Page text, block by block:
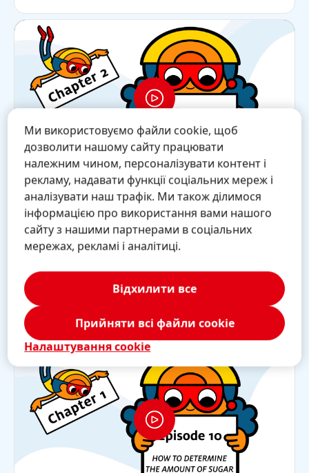
«Світ дослідників» – Вода як
розчинник цукру та солі
У цьому відео: вода – сильний розчинник!
1:48 min.
Ми використовуємо файли cookie, щоб
дозволити нашому сайту працювати
належним чином, персоналізувати контент і
рекламу, надавати функції соціальних мереж і
аналізувати наш трафік. Ми також ділимося
інформацією про використання вами нашого
сайту з нашими партнерами в соціальних
мережах, рекламі і аналітиці.
Налаштування cookie
Відхилити все
Прийняти всі файли сookie